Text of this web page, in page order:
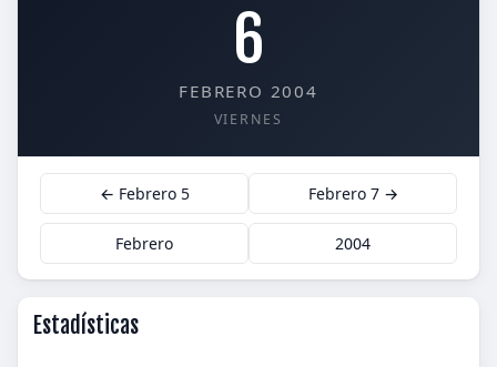
6
FEBRERO 2004
VIERNES
← Febrero 5 Febrero 7 →
Febrero 2004
Estadísticas